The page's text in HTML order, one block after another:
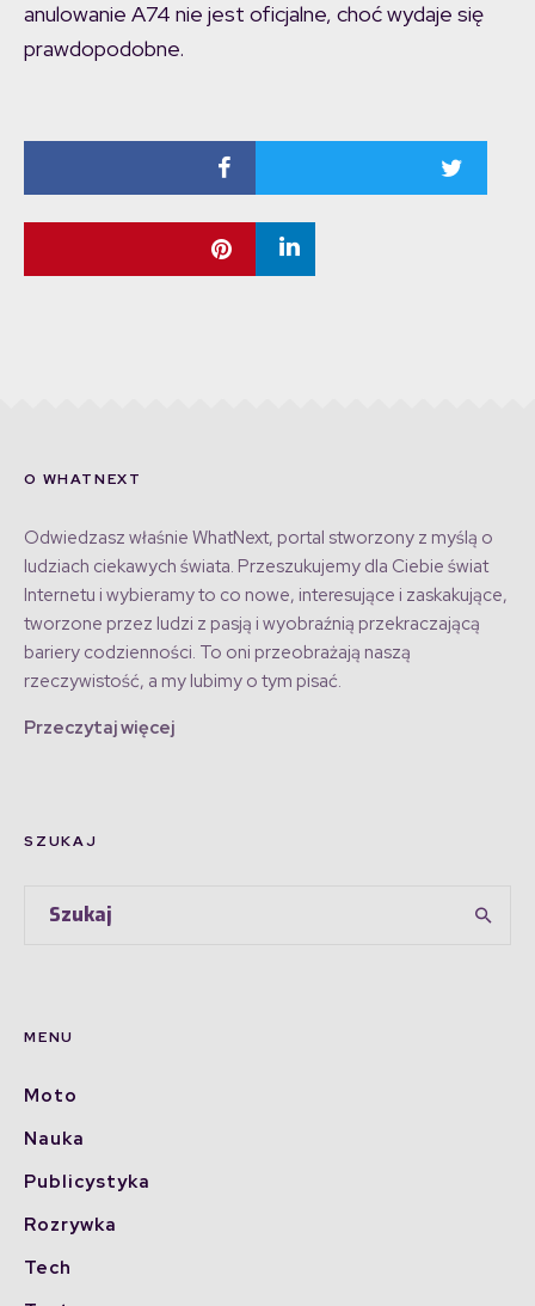
anulowanie A74 nie jest oficjalne, choć wydaje się
prawdopodobne.
O WHATNEXT
Odwiedzasz właśnie WhatNext, portal stworzony z myślą o
ludziach ciekawych świata. Przeszukujemy dla Ciebie świat
Internetu i wybieramy to co nowe, interesujące i zaskakujące,
tworzone przez ludzi z pasją i wyobraźnią przekraczającą
bariery codzienności. To oni przeobrażają naszą
rzeczywistość, a my lubimy o tym pisać.
Przeczytaj więcej
SZUKAJ
MENU
Moto
Nauka
Publicystyka
Rozrywka
Tech